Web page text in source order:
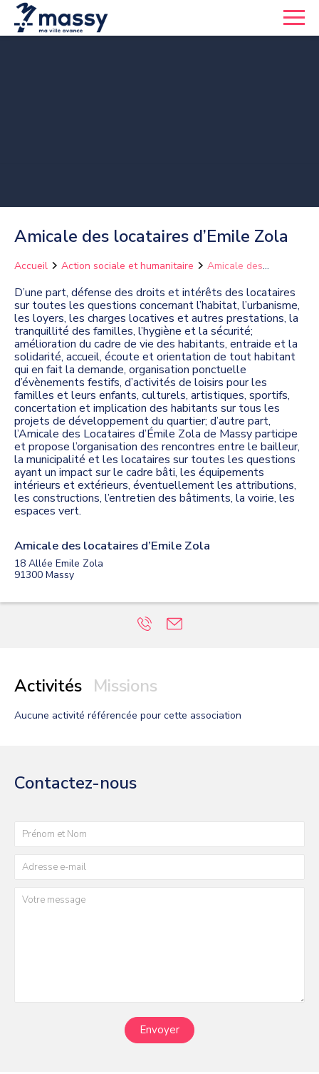
Amicale des locataires d’Emile Zola
Accueil Action sociale et humanitaire
Amicale des
D’une part, défense des droits et intérêts des locataires
sur toutes les questions concernant l’habitat, l’urbanisme,
les loyers, les charges locatives et autres prestations, la
tranquillité des familles, l’hygiène et la sécurité;
amélioration du cadre de vie des habitants, entraide et la
solidarité, accueil, écoute et orientation de tout habitant
qui en fait la demande, organisation ponctuelle
d’évènements festifs, d’activités de loisirs pour les
familles et leurs enfants, culturels, artistiques, sportifs,
concertation et implication des habitants sur tous les
projets de développement du quartier; d’autre part,
l’Amicale des Locataires d’Émile Zola de Massy participe
et propose l’organisation des rencontres entre le bailleur,
la municipalité et les locataires sur toutes les questions
ayant un impact sur le cadre bâti, les équipements
intérieurs et extérieurs, éventuellement les attributions,
les constructions, l’entretien des bâtiments, la voirie, les
espaces vert.
Amicale des locataires d’Emile Zola
18 Allée Emile Zola
91300 Massy
Activités Missions
Aucune activité référencée pour cette association
Contactez-nous
Envoyer